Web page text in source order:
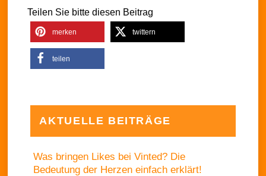
Teilen Sie bitte diesen Beitrag
merken twittern
teilen
AKTUELLE BEITRÄGE
Was bringen Likes bei Vinted? Die
Bedeutung der Herzen einfach erklärt!